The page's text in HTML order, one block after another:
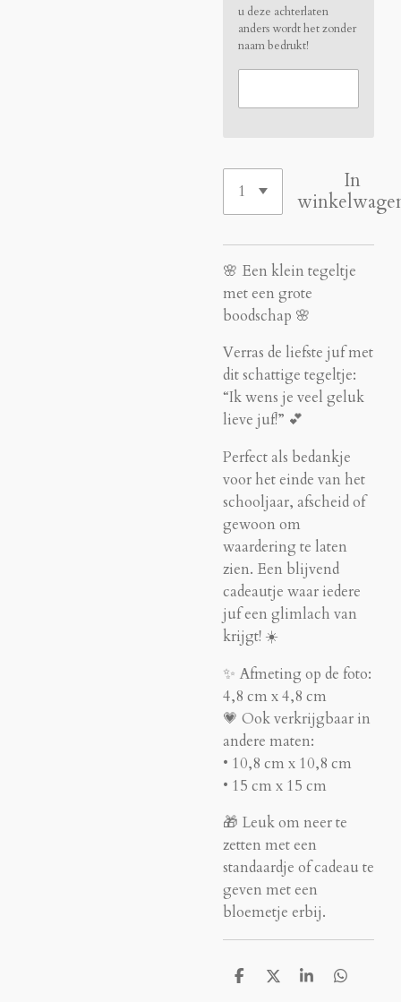
u deze achterlaten
anders wordt het zonder
naam bedrukt!
In
🌸 Een klein tegeltje
met een grote
boodschap 🌸
Verras de liefste juf met
dit schattige tegeltje:
“Ik wens je veel geluk
lieve juf!” 💕
Perfect als bedankje
voor het einde van het
schooljaar, afscheid of
gewoon om
waardering te laten
zien. Een blijvend
cadeautje waar iedere
juf een glimlach van
krijgt! ☀️
✨ Afmeting op de foto:
4,8 cm x 4,8 cm
💗 Ook verkrijgbaar in
andere maten:
• 10,8 cm x 10,8 cm
• 15 cm x 15 cm
🎁 Leuk om neer te
zetten met een
standaardje of cadeau te
geven met een
bloemetje erbij.
D
D
S
D